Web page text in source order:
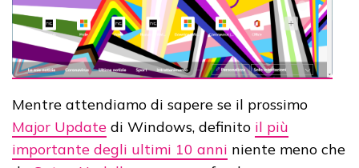
Mentre attendiamo di sapere se il prossimo
Major Update di Windows, definito il più
importante degli ultimi 10 anni niente meno che